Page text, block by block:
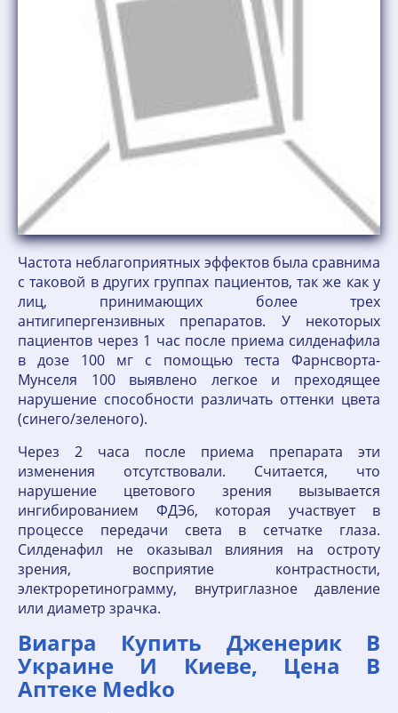
Частота неблагоприятных эффектов была сравнима
с таковой в других группах пациентов, так же как у
лиц, принимающих более трех
антигипергензивных препаратов. У некоторых
пациентов через 1 час после приема силденафила
в дозе 100 мг с помощью теста Фарнсворта-
Мунселя 100 выявлено легкое и преходящее
нарушение способности различать оттенки цвета
(синего/зеленого).
Через 2 часа после приема препарата эти
изменения отсутствовали. Считается, что
нарушение цветового зрения вызывается
ингибированием ФДЭ6, которая участвует в
процессе передачи света в сетчатке глаза.
Силденафил не оказывал влияния на остроту
зрения, восприятие контрастности,
электроретинограмму, внутриглазное давление
или диаметр зрачка.
Виагра Купить Дженерик В
Украине И Киеве, Цена В
Аптеке Medko